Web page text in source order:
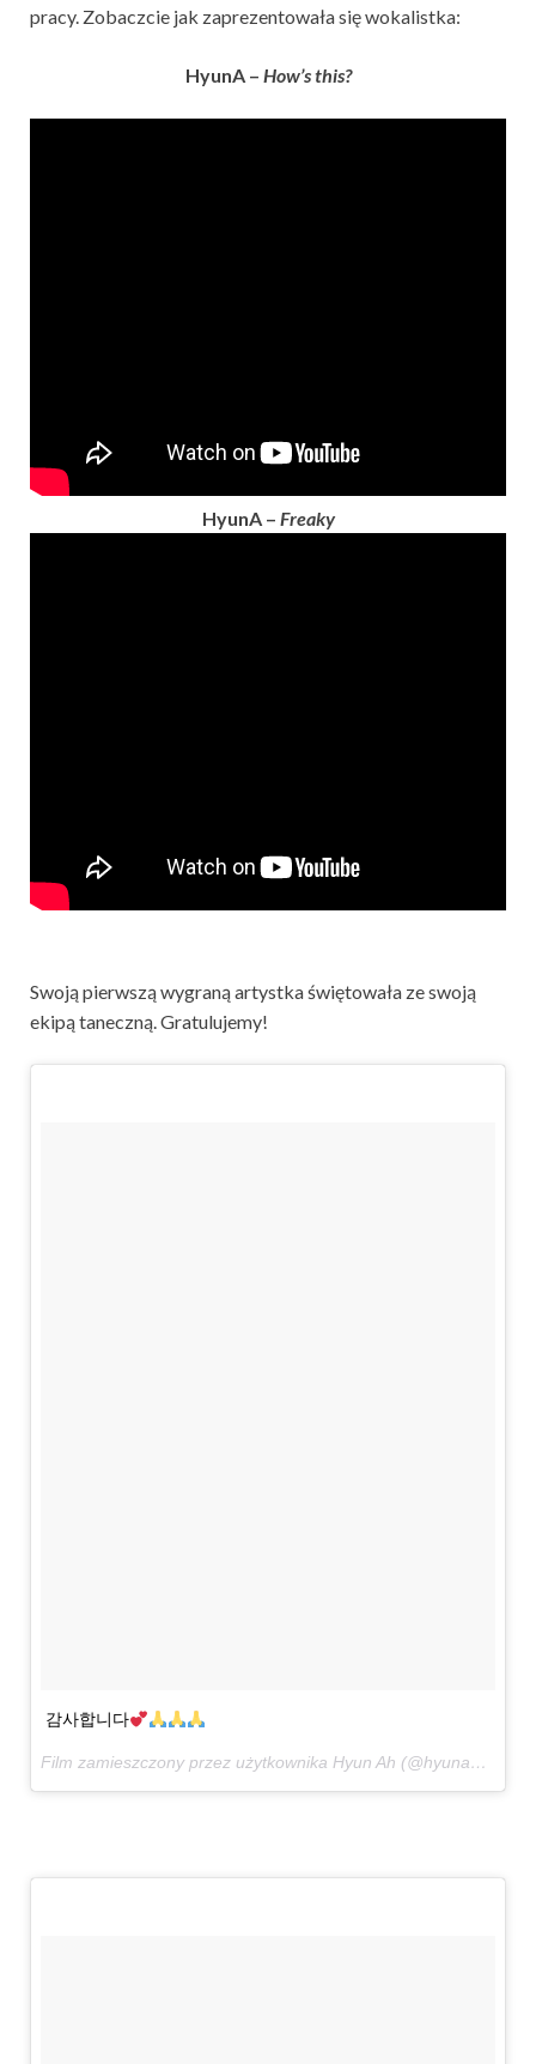
pracy. Zobaczcie jak zaprezentowała się wokalistka:
HyunA – How’s this?
HyunA – Freaky
Swoją pierwszą wygraną artystka świętowała ze swoją
ekipą taneczną. Gratulujemy!
감사합니다
Film zamieszczony przez użytkownika Hyun Ah (@hyunah_aa)